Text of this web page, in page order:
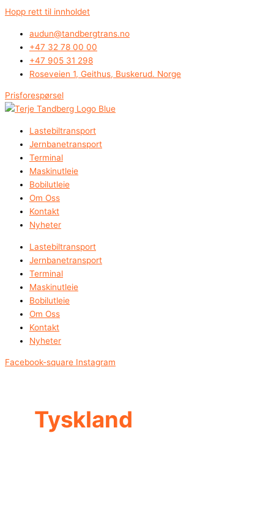
Hopp rett til innholdet
audun@tandbergtrans.no
+47 32 78 00 00
+47 905 31 298
Roseveien 1, Geithus, Buskerud. Norge
Prisforespørsel
Lastebiltransport
Jernbanetransport
Terminal
Maskinutleie
Bobilutleie
Om Oss
Kontakt
Nyheter
Lastebiltransport
Jernbanetransport
Terminal
Maskinutleie
Bobilutleie
Om Oss
Kontakt
Nyheter
Facebook-square Instagram
Tyskland